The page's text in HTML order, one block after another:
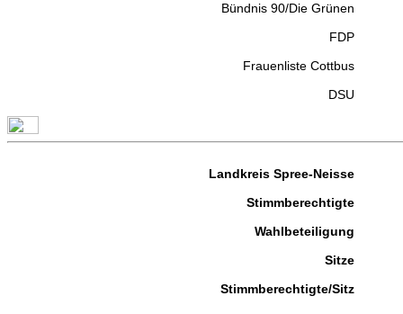
Bündnis 90/Die Grünen
FDP
Frauenliste Cottbus
DSU
Landkreis Spree-Neisse
Stimmberechtigte
Wahlbeteiligung
Sitze
Stimmberechtigte/Sitz